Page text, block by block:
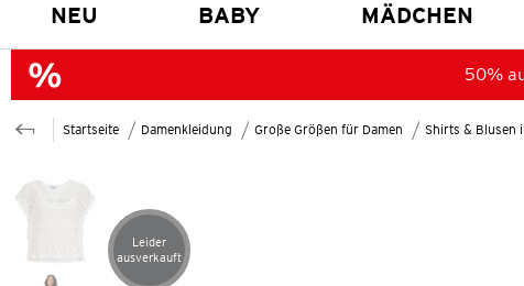
NEU BABY MÄDCHEN
50%
Startseite Damenkleidung Große Größen für Damen Shirts & Blusen
Artikel leider ausverkauft
Leider
ausverkauft